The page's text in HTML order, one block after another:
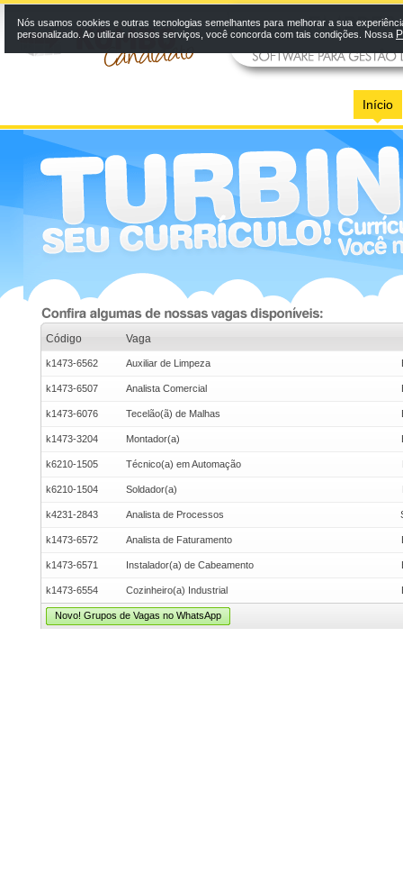
Início
Código Vaga
k1473-6562 Auxiliar de Limpeza
k1473-6507 Analista Comercial
k1473-6076 Tecelão(ã) de Malhas
k1473-3204 Montador(a)
k6210-1505 Técnico(a) em Automação
k6210-1504 Soldador(a)
k4231-2843 Analista de Processos
k1473-6572 Analista de Faturamento
k1473-6571 Instalador(a) de Cabeamento
k1473-6554 Cozinheiro(a) Industrial
Novo! Grupos de Vagas no WhatsApp
Nós usamos cookies e outras tecnologias semelhantes para melhorar a sua
personalizado. Ao utilizar nossos serviços, você concorda com tais condições. Nossa